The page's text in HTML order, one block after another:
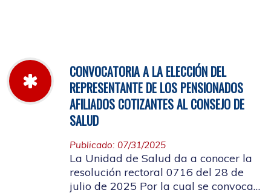
CONVOCATORIA A LA ELECCIÓN DEL
REPRESENTANTE DE LOS PENSIONADOS
AFILIADOS COTIZANTES AL CONSEJO DE
SALUD
Publicado: 07/31/2025
La Unidad de Salud da a conocer la
resolución rectoral 0716 del 28 de
julio de 2025 Por la cual se convoca